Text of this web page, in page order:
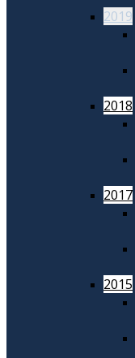
2019
2018
2017
2015